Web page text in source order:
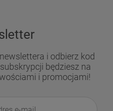
i odbierz kod
będziesz na
i promocjami!